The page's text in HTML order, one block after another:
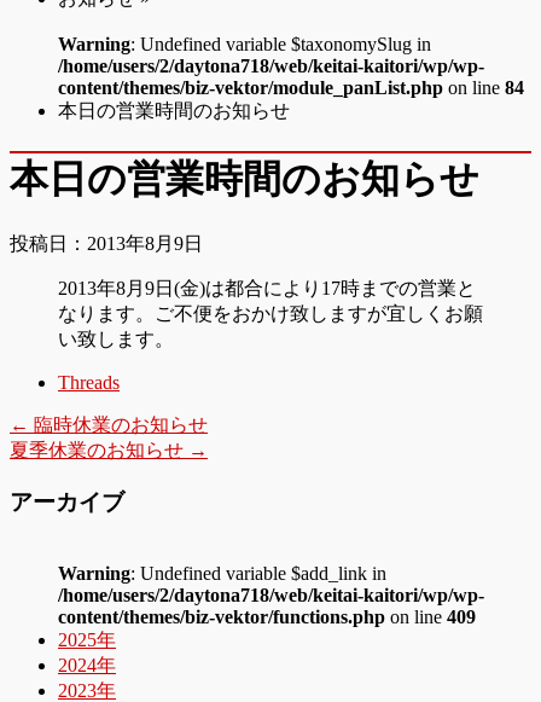
Warning: Undefined variable $taxonomySlug in
/home/users/2/daytona718/web/keitai-kaitori/wp/wp-
content/themes/biz-vektor/module_panList.php on line 84
本日の営業時間のお知らせ
本日の営業時間のお知らせ
投稿日：2013年8月9日
2013年8月9日(金)は都合により17時までの営業と
なります。ご不便をおかけ致しますが宜しくお願
い致します。
Threads
← 臨時休業のお知らせ
夏季休業のお知らせ →
アーカイブ
Warning: Undefined variable $add_link in
/home/users/2/daytona718/web/keitai-kaitori/wp/wp-
content/themes/biz-vektor/functions.php on line 409
2025年
2024年
2023年